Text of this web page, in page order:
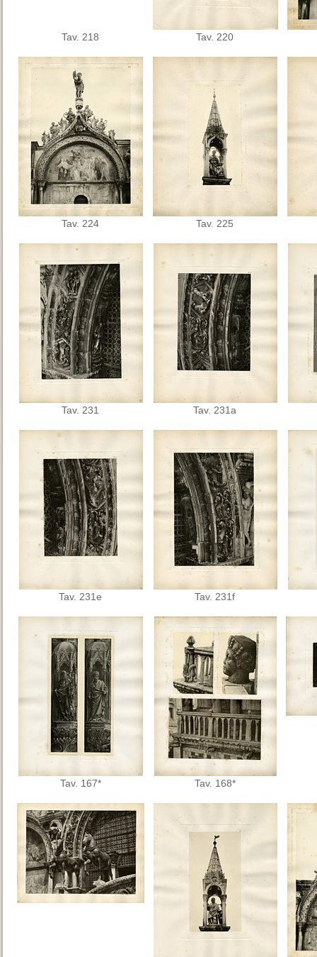
Tav. 218 Tav. 220
Tav. 224 Tav. 225
Tav. 231 Tav. 231a
Tav. 231e Tav. 231f
Tav. 167* Tav. 168*